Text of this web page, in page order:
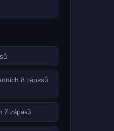
8 zápasů
7 zápasů